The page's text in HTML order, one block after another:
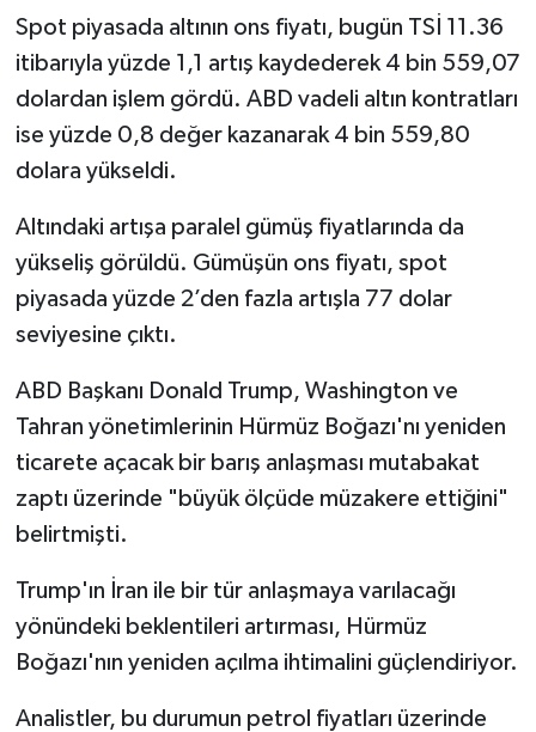
Spot piyasada altının ons fiyatı, bugün TSİ 11.36
itibarıyla yüzde 1,1 artış kaydederek 4 bin 559,07
dolardan işlem gördü. ABD vadeli altın kontratları
ise yüzde 0,8 değer kazanarak 4 bin 559,80
dolara yükseldi.
Altındaki artışa paralel gümüş fiyatlarında da
yükseliş görüldü. Gümüşün ons fiyatı, spot
piyasada yüzde 2’den fazla artışla 77 dolar
seviyesine çıktı.
ABD Başkanı Donald Trump, Washington ve
Tahran yönetimlerinin Hürmüz Boğazı'nı yeniden
ticarete açacak bir barış anlaşması mutabakat
zaptı üzerinde "büyük ölçüde müzakere ettiğini"
belirtmişti.
Trump'ın İran ile bir tür anlaşmaya varılacağı
yönündeki beklentileri artırması, Hürmüz
Boğazı'nın yeniden açılma ihtimalini güçlendiriyor.
Analistler, bu durumun petrol fiyatları üzerinde